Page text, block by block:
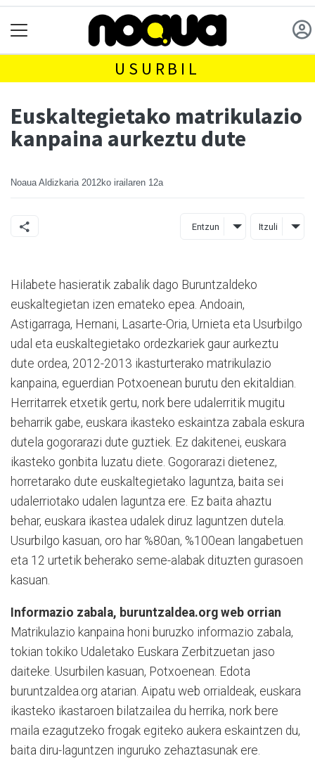
USURBIL
Euskaltegietako matrikulazio
kanpaina aurkeztu dute
Noaua Aldizkaria 2012ko irailaren 12a
Entzun Itzuli
Hilabete hasieratik zabalik dago Buruntzaldeko
euskaltegietan izen emateko epea. Andoain,
Astigarraga, Hernani, Lasarte-Oria, Urnieta eta Usurbilgo
udal eta euskaltegietako ordezkariek gaur aurkeztu
dute ordea, 2012-2013 ikasturterako matrikulazio
kanpaina, eguerdian Potxoenean burutu den ekitaldian.
Herritarrek etxetik gertu, nork bere udalerritik mugitu
beharrik gabe, euskara ikasteko eskaintza zabala eskura
dutela gogorarazi dute guztiek. Ez dakitenei, euskara
ikasteko gonbita luzatu diete. Gogorarazi dietenez,
horretarako dute euskaltegietako laguntza, baita sei
udalerriotako udalen laguntza ere. Ez baita ahaztu
behar, euskara ikastea udalek diruz laguntzen dutela.
Usurbilgo kasuan, oro har %80an, %100ean langabetuen
eta 12 urtetik beherako seme-alabak dituzten gurasoen
kasuan.
Informazio zabala, buruntzaldea.org web orrian
Matrikulazio kanpaina honi buruzko informazio zabala,
tokian tokiko Udaletako Euskara Zerbitzuetan jaso
daiteke. Usurbilen kasuan, Potxoenean. Edota
buruntzaldea.org atarian. Aipatu web orrialdeak, euskara
ikasteko ikastaroen bilatzailea du herrika, nork bere
maila ezagutzeko frogak egiteko aukera eskaintzen du,
baita diru-laguntzen inguruko zehaztasunak ere.